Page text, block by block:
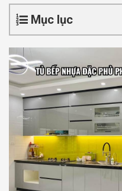
Mục lục